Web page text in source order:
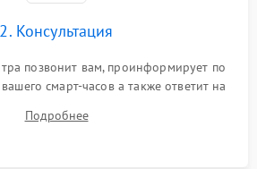
2. Консультация
позвонит вам, проинформирует по
смарт-часов а также ответит на
Подробнее